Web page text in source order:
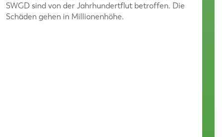
SWGD sind von der Jahrhundertflut betroffen. Die
Schäden gehen in Millionenhöhe.